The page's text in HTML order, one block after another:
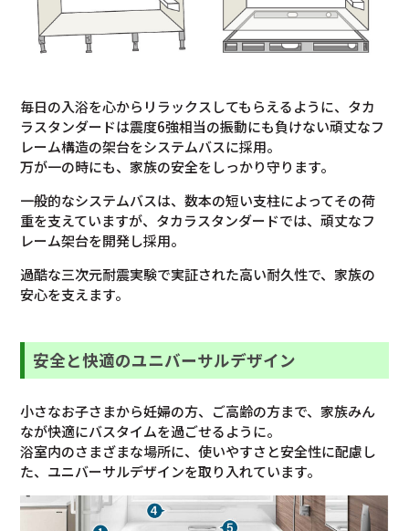
毎日の入浴を心からリラックスしてもらえるように、タカ
ラスタンダードは震度6強相当の振動にも負けない頑丈なフ
レーム構造の架台をシステムバスに採用。
万が一の時にも、家族の安全をしっかり守ります。
一般的なシステムバスは、数本の短い支柱によってその荷
重を支えていますが、タカラスタンダードでは、頑丈なフ
レーム架台を開発し採用。
過酷な三次元耐震実験で実証された高い耐久性で、家族の
安心を支えます。
安全と快適のユニバーサルデザイン
小さなお子さまから妊婦の方、ご高齢の方まで、家族みん
なが快適にバスタイムを過ごせるように。
浴室内のさまざまな場所に、使いやすさと安全性に配慮し
た、ユニバーサルデザインを取り入れています。